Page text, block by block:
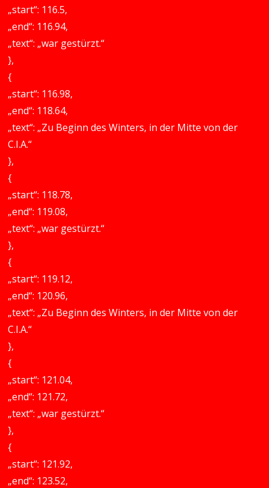
„start“: 116.5,
„end“: 116.94,
„text“: „war gestürzt.“
},
{
„start“: 116.98,
„end“: 118.64,
„text“: „Zu Beginn des Winters, in der Mitte von der
C.I.A.“
},
{
„start“: 118.78,
„end“: 119.08,
„text“: „war gestürzt.“
},
{
„start“: 119.12,
„end“: 120.96,
„text“: „Zu Beginn des Winters, in der Mitte von der
C.I.A.“
},
{
„start“: 121.04,
„end“: 121.72,
„text“: „war gestürzt.“
},
{
„start“: 121.92,
„end“: 123.52,